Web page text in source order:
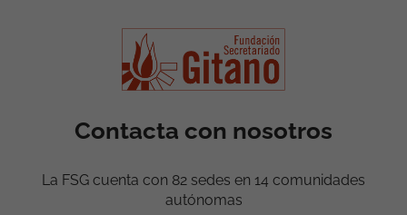
Contacta con nosotros
La FSG cuenta con 82 sedes en 14 comunidades
autónomas